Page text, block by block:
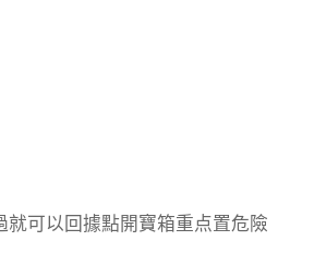
就可以回據點開寶箱重点置危險